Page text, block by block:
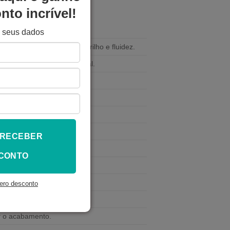
Standard para bom brilho e fluidez.
deformação superficial.
e brilho irregular.
e evidenciam defeitos.
brilho.
modificada.
fundidas.
o acabamento.
incrível!
seus dados
desconto